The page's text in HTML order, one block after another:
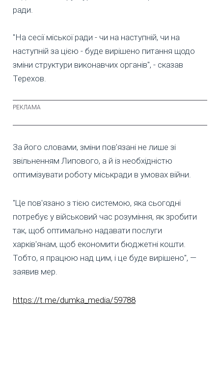
ради.
"На сесії міської ради - чи на наступній, чи на
наступній за цією - буде вирішено питання щодо
зміни структури виконавчих органів", - сказав
Терехов.
За його словами, зміни пов’язані не лише зі
звільненням Липового, а й із необхідністю
оптимізувати роботу міськради в умовах війни.
"Це пов'язано з тією системою, яка сьогодні
потребує у військовий час розуміння, як зробити
так, щоб оптимально надавати послуги
харків'янам, щоб економити бюджетні кошти.
Тобто, я працюю над цим, і це буде вирішено", —
заявив мер.
https://t.me/dumka_media/59788